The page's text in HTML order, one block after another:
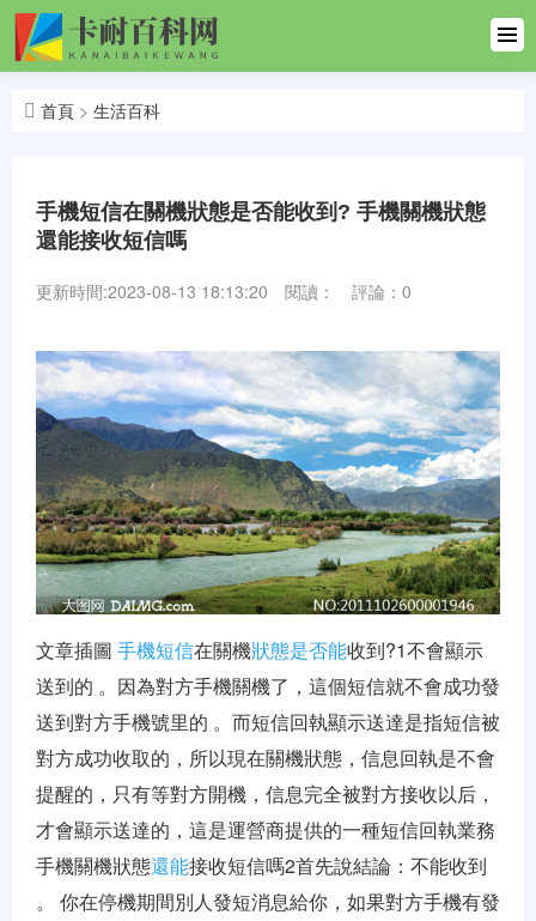
首頁
健康百科
汽車
體育百科
范文大全
英語百科
編程日記
財經百科
裝修百科
旅游路線
首頁 > 生活百科
手機短信在關機狀態是否能收到? 手機關機狀態
還能接收短信嗎
更新時間:2023-08-13 18:13:20 閱讀： 評論：0
文章插圖 手機短信在關機狀態是否能收到?1不會顯示
送到的 。因為對方手機關機了，這個短信就不會成功發
送到對方手機號里的 。而短信回執顯示送達是指短信被
對方成功收取的，所以現在關機狀態，信息回執是不會
提醒的，只有等對方開機，信息完全被對方接收以后，
才會顯示送達的，這是運營商提供的一種短信回執業務
手機關機狀態還能接收短信嗎2首先說結論：不能收到
。 你在停機期間別人發短消息給你，如果對方手機有發